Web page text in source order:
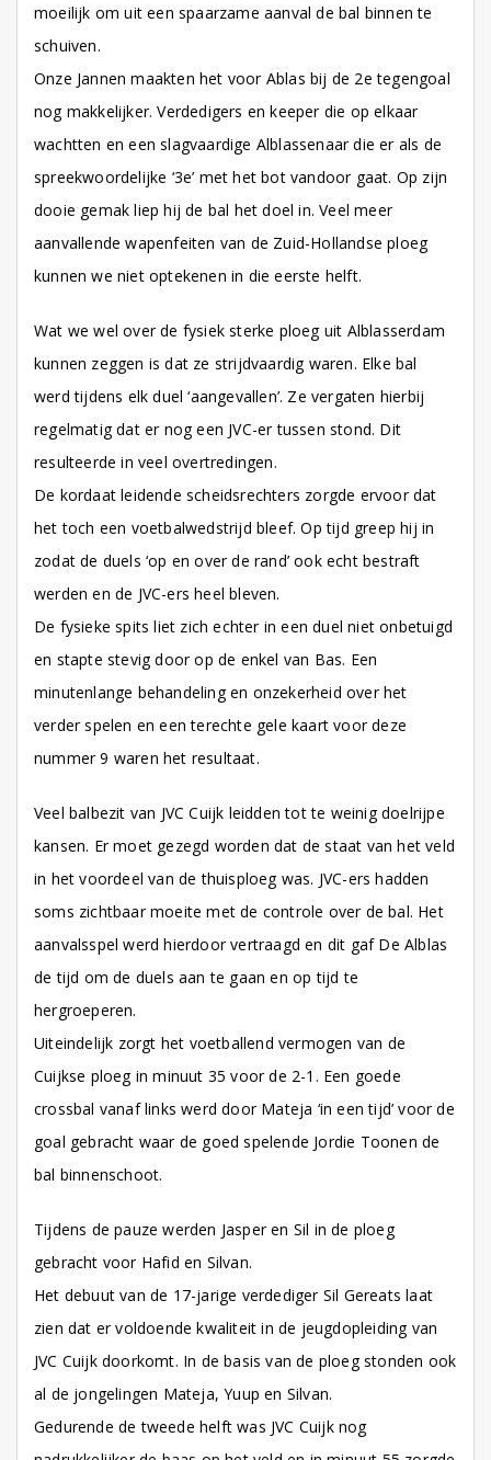
moeilijk om uit een spaarzame aanval de bal binnen te
schuiven.
Onze Jannen maakten het voor Ablas bij de 2e tegengoal
nog makkelijker. Verdedigers en keeper die op elkaar
wachtten en een slagvaardige Alblassenaar die er als de
spreekwoordelijke ‘3e’ met het bot vandoor gaat. Op zijn
dooie gemak liep hij de bal het doel in. Veel meer
aanvallende wapenfeiten van de Zuid-Hollandse ploeg
kunnen we niet optekenen in die eerste helft.
Wat we wel over de fysiek sterke ploeg uit Alblasserdam
kunnen zeggen is dat ze strijdvaardig waren. Elke bal
werd tijdens elk duel ‘aangevallen’. Ze vergaten hierbij
regelmatig dat er nog een JVC-er tussen stond. Dit
resulteerde in veel overtredingen.
De kordaat leidende scheidsrechters zorgde ervoor dat
het toch een voetbalwedstrijd bleef. Op tijd greep hij in
zodat de duels ‘op en over de rand’ ook echt bestraft
werden en de JVC-ers heel bleven.
De fysieke spits liet zich echter in een duel niet onbetuigd
en stapte stevig door op de enkel van Bas. Een
minutenlange behandeling en onzekerheid over het
verder spelen en een terechte gele kaart voor deze
nummer 9 waren het resultaat.
Veel balbezit van JVC Cuijk leidden tot te weinig doelrijpe
kansen. Er moet gezegd worden dat de staat van het veld
in het voordeel van de thuisploeg was. JVC-ers hadden
soms zichtbaar moeite met de controle over de bal. Het
aanvalsspel werd hierdoor vertraagd en dit gaf De Alblas
de tijd om de duels aan te gaan en op tijd te
hergroeperen.
Uiteindelijk zorgt het voetballend vermogen van de
Cuijkse ploeg in minuut 35 voor de 2-1. Een goede
crossbal vanaf links werd door Mateja ‘in een tijd’ voor de
goal gebracht waar de goed spelende Jordie Toonen de
bal binnenschoot.
Tijdens de pauze werden Jasper en Sil in de ploeg
gebracht voor Hafid en Silvan.
Het debuut van de 17-jarige verdediger Sil Gereats laat
zien dat er voldoende kwaliteit in de jeugdopleiding van
JVC Cuijk doorkomt. In de basis van de ploeg stonden ook
al de jongelingen Mateja, Yuup en Silvan.
Gedurende de tweede helft was JVC Cuijk nog